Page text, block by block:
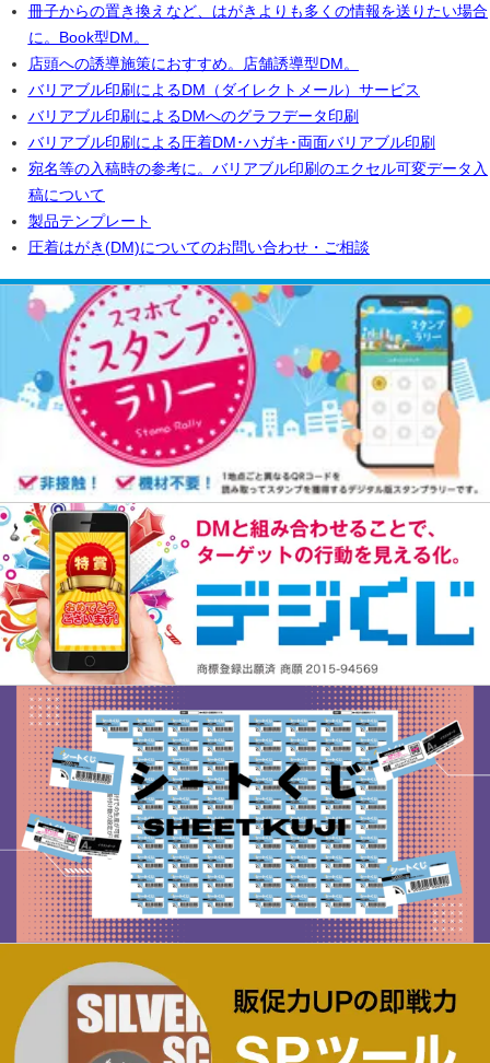
冊子からの置き換えなど、はがきよりも多くの情報を送りたい場合
に。Book型DM。
店頭への誘導施策におすすめ。店舗誘導型DM。
バリアブル印刷によるDM（ダイレクトメール）サービス
バリアブル印刷によるDMへのグラフデータ印刷
バリアブル印刷による圧着DM･ハガキ･両面バリアブル印刷
宛名等の入稿時の参考に。バリアブル印刷のエクセル可変データ入
稿について
製品テンプレート
圧着はがき(DM)についてのお問い合わせ・ご相談